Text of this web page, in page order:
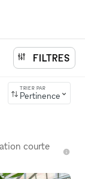
FILTRES
TRIER PAR
Pertinence
courte